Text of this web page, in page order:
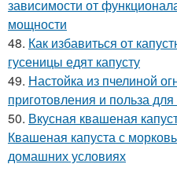
зависимости от
мощности
48. Как избавиться от
гусеницы едят капусту
49. Настойка из пчелиной
приготовления и польза
50. Вкусная квашеная
Квашеная капуста с
домашних условиях